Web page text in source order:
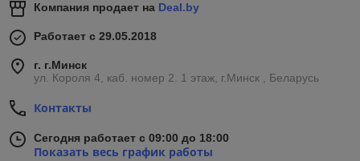
Компания продает на Deal.by
Работает с 29.05.2018
г. г.Минск
ул. Короля 4, каб. номер 2. 1 этаж, г.Минск , Беларусь
Контакты
Сегодня работает с 09:00 до 18:00
Показать весь график работы